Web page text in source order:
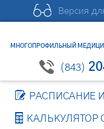
Версия
МНОГОПРОФИЛЬНЫЙ
(843)
РАСПИСАНИЕ
КАЛЬКУЛЯТОР